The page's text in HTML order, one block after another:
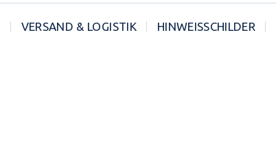
VERSAND & LOGISTIK HINWEISSCHILDER